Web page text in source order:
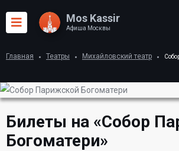
Mos Kassir
Афиша Москвы
Главная Театры Михайловский театр
Билеты на «Собор
Богоматери»